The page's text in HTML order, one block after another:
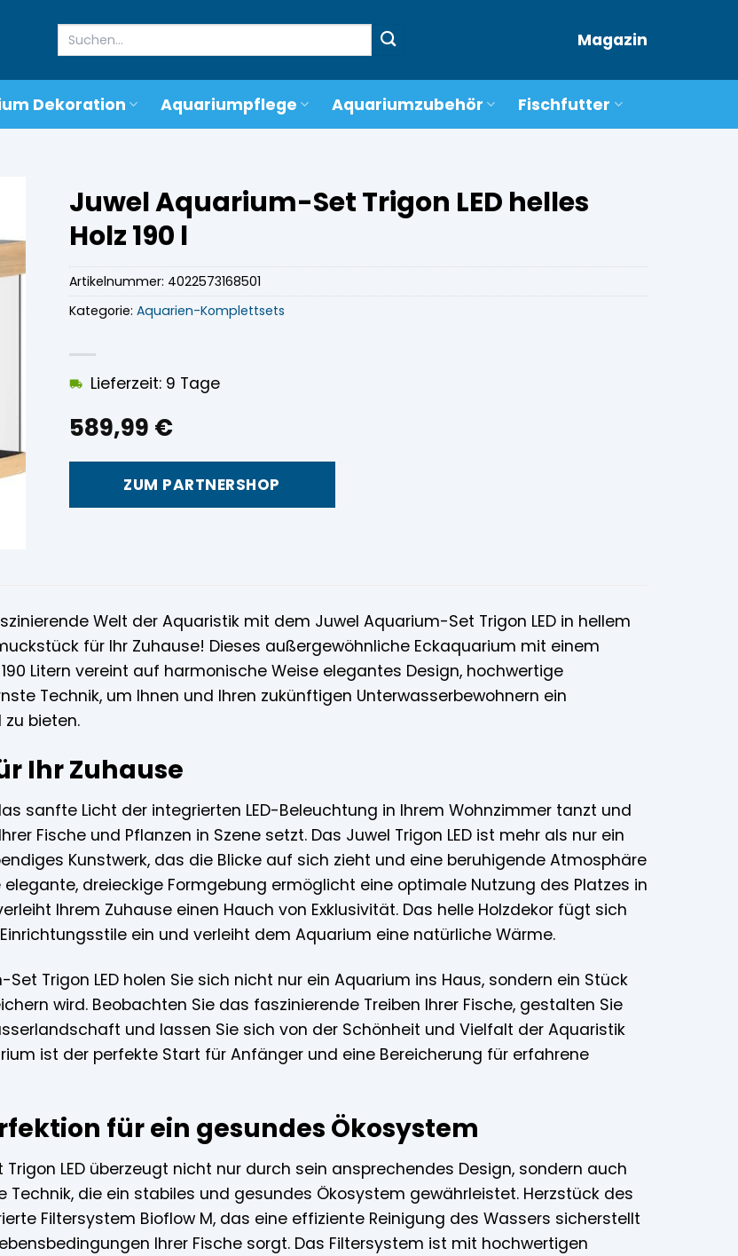
Suchen
nach:
Magazin
Dekoration Aquariumpflege Aquariumzubehör Fischfutter
Juwel Aquarium-Set Trigon LED helles
Holz 190 l
589,99 €
Lieferzeit: 9 Tage
ZUM PARTNERSHOP
Artikelnummer: 4022573168501
Kategorie: Aquarien-Komplettsets
Welt der Aquaristik mit dem Juwel Aquarium-Set Trigon LED in hellem
für Ihr Zuhause! Dieses außergewöhnliche Eckaquarium mit einem
Litern vereint auf harmonische Weise elegantes Design, hochwertige
Technik, um Ihnen und Ihren zukünftigen Unterwasserbewohnern ein
bieten.
Ihr Zuhause
sanfte Licht der integrierten LED-Beleuchtung in Ihrem Wohnzimmer tanzt und
Fische und Pflanzen in Szene setzt. Das Juwel Trigon LED ist mehr als nur ein
Kunstwerk, das die Blicke auf sich zieht und eine beruhigende Atmosphäre
elegante, dreieckige Formgebung ermöglicht eine optimale Nutzung des Platzes in
Ihrem Zuhause einen Hauch von Exklusivität. Das helle Holzdekor fügt sich
ein und verleiht dem Aquarium eine natürliche Wärme.
Trigon LED holen Sie sich nicht nur ein Aquarium ins Haus, sondern ein Stück
wird. Beobachten Sie das faszinierende Treiben Ihrer Fische, gestalten Sie
und lassen Sie sich von der Schönheit und Vielfalt der Aquaristik
ist der perfekte Start für Anfänger und eine Bereicherung für erfahrene
für ein gesundes Ökosystem
LED überzeugt nicht nur durch sein ansprechendes Design, sondern auch
die ein stabiles und gesundes Ökosystem gewährleistet. Herzstück des
Filtersystem Bioflow M, das eine effiziente Reinigung des Wassers sicherstellt
Ihrer Fische sorgt. Das Filtersystem ist mit hochwertigen